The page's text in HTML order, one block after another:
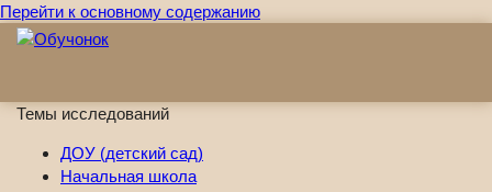
Перейти к основному содержанию
Темы исследований
ДОУ (детский сад)
Начальная школа